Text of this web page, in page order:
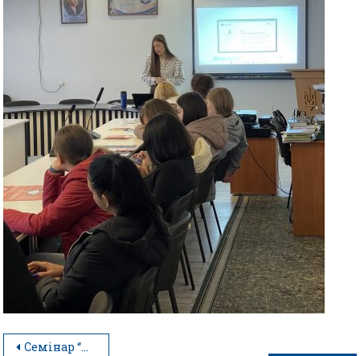
Семінар “Протидія людьми”